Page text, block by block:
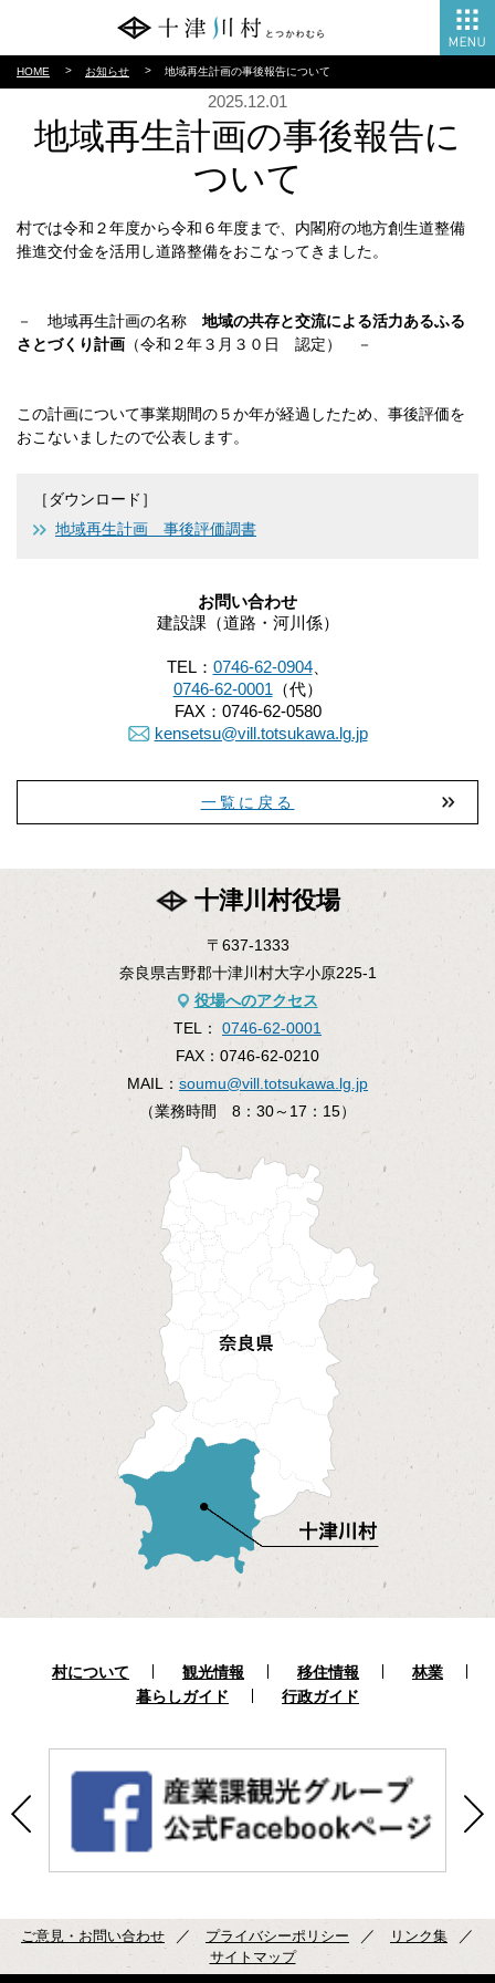
HOME お知らせ 地域再生計画の事後報告について
2025.12.01
地域再生計画の事後報告に
ついて
村では令和２年度から令和６年度まで、内閣府の地方創生道整備
推進交付金を活用し道路整備をおこなってきました。
－ 地域再生計画の名称 地域の共存と交流による活力あるふる
さとづくり計画 （令和２年３月３０日 認定） －
この計画について事業期間の５か年が経過したため、事後評価を
おこないましたので公表します。
［ダウンロード］
地域再生計画 事後評価調書
お問い合わせ
建設課（道路・河川係）
TEL： 0746-62-0904、
0746-62-0001 （代）
FAX： 0746-62-0580
kensetsu@vill.totsukawa.lg.jp
一覧に戻る
十津川村役場
〒637-1333
奈良県吉野郡十津川村大字小原225-1
役場へのアクセス
TEL： 0746-62-0001
FAX： 0746-62-0210
MAIL： soumu@vill.totsukawa.lg.jp
（業務時間 8：30～17：15）
村について 観光情報 移住情報
林業
暮らしガイド
行政ガイド
ご意見・お問い合わせ プライバシーポリシー
リンク集
サイトマップ